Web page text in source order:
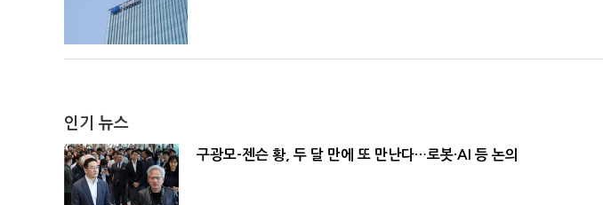
인기 뉴스
구광모-젠슨 황, 두 달 만에 또 만난다…로봇·AI 등 논의